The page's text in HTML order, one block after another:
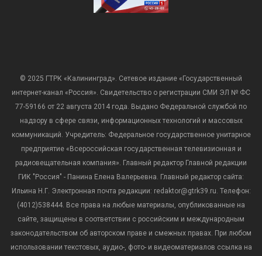
© 2025 ГТРК «Калининград». Сетевое издание «Государственный
интернет-канал «Россия». Свидетельство о регистрации СМИ ЭЛ № ФС
77-59166 от 22 августа 2014 года. Выдано Федеральной службой по
надзору в сфере связи, информационных технологий и массовых
коммуникаций. Учредитель: Федеральное государственное унитарное
предприятие «Всероссийская государственная телевизионная и
радиовещательная компания». Главный редактор Главной редакции
ГИК "Россия" - Панина Елена Валерьевна. Главный редактор сайта:
Ильина Н.Г. Электронная почта редакции: redaktor@gtrk39.ru. Телефон:
(4012)538444. Все права на любые материалы, опубликованные на
сайте, защищены в соответствии с российским и международным
законодательством об авторском праве и смежных правах. При любом
использовании текстовых, аудио-, фото- и видеоматериалов ссылка на